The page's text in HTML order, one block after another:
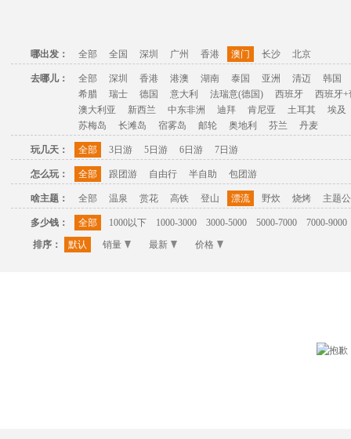
哪出发： 全部 全国 深圳 广州 香港 澳门 长沙 北京
去哪儿： 全部 深圳 香港 港澳 湖南 泰国 亚洲 清迈
韩国
希腊
瑞士 德国 意大利 法瑞意(德国) 西班牙
西班牙+
澳大利亚
新西兰 中东非洲 迪拜 肯尼亚 土耳其
埃及
苏梅岛
长滩岛 宿雾岛 邮轮 奥地利 芬兰 丹麦
玩几天： 全部 3日游 5日游 6日游 7日游
怎么玩： 全部 跟团游 自由行 半自助 包团游
啥主题： 全部 温泉 赏花 高铁 登山 漂流 野炊 烧烤 主题
多少钱： 全部 1000以下 1000-3000 3000-5000 5000-7000
7000-9000
排序：
默认 销量 最新 价格